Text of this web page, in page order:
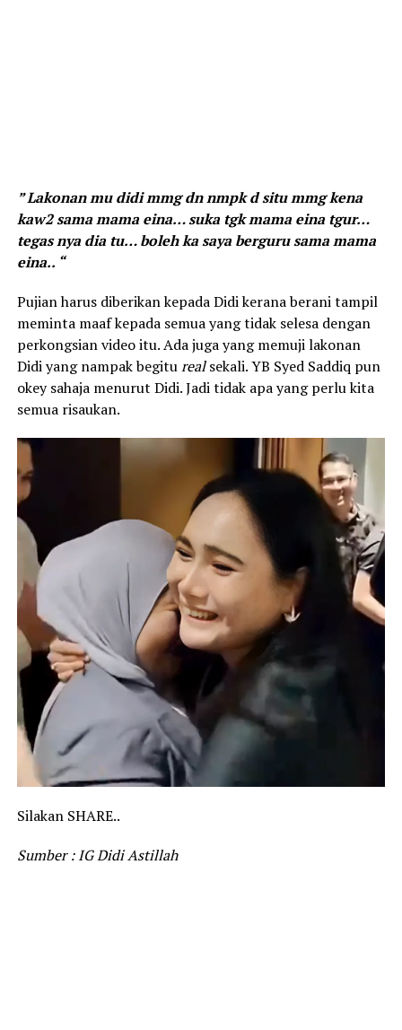
” Lakonan mu didi mmg dn nmpk d situ mmg kena
kaw2 sama mama eina… suka tgk mama eina tgur…
tegas nya dia tu… boleh ka saya berguru sama mama
eina.. “
Pujian harus diberikan kepada Didi kerana berani tampil
meminta maaf kepada semua yang tidak selesa dengan
perkongsian video itu. Ada juga yang memuji lakonan
Didi yang nampak begiturealsekali. YB Syed Saddiq pun
okey sahaja menurut Didi. Jadi tidak apa yang perlu kita
semua risaukan.
Silakan SHARE..
Sumber : IG Didi Astillah